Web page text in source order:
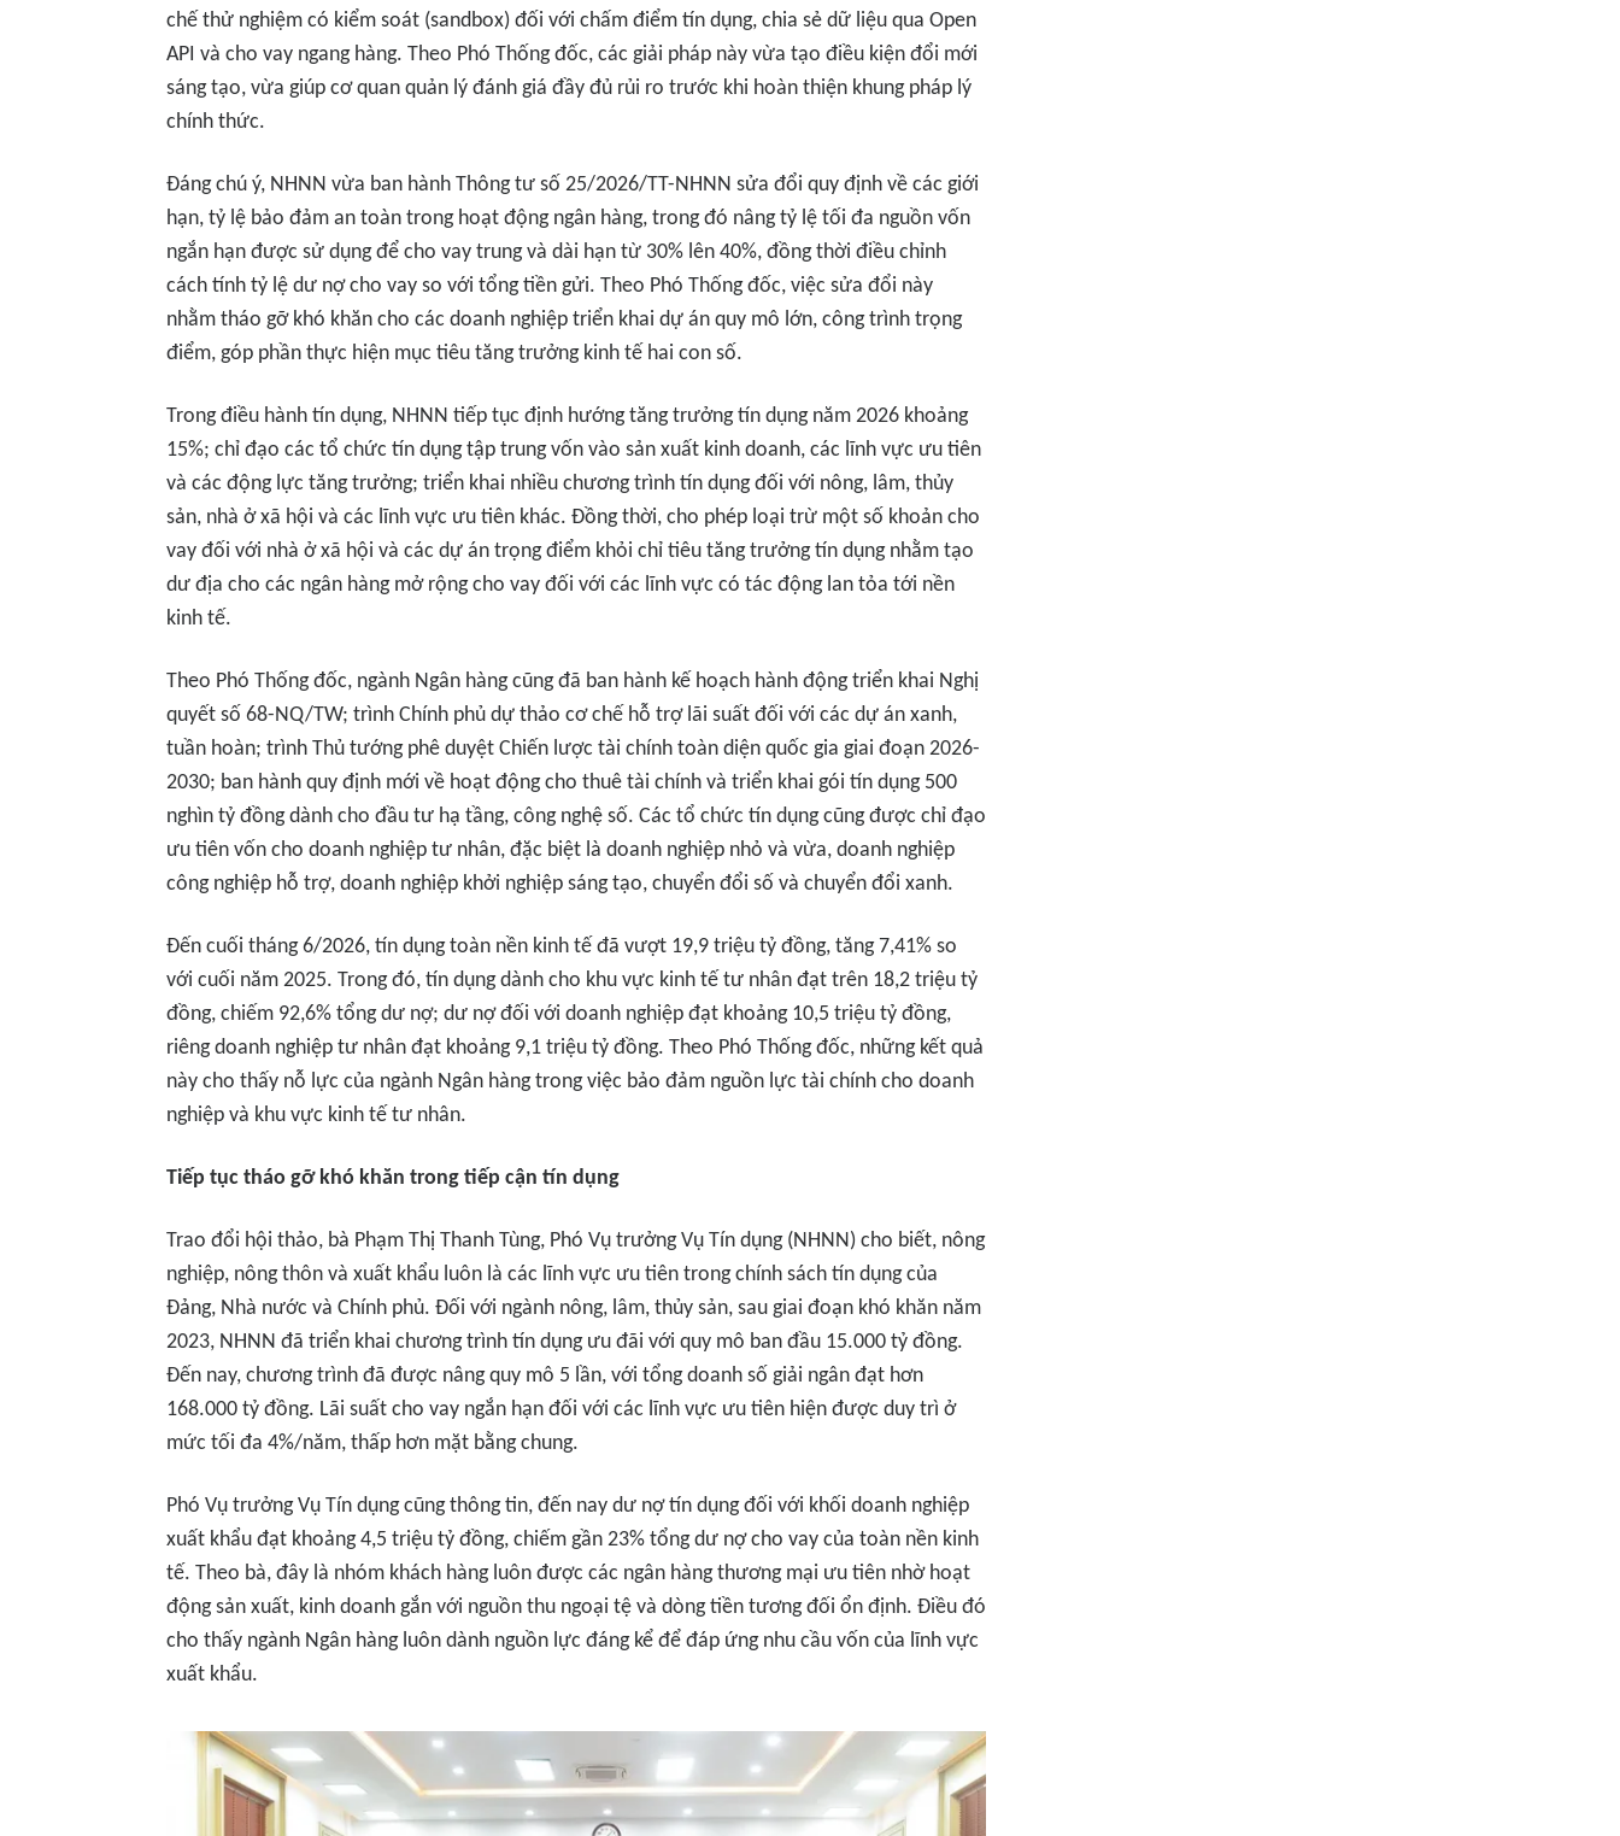
chế thử nghiệm có kiểm soát (sandbox) đối với chấm điểm tín dụng, chia sẻ dữ liệu qua Open
API và cho vay ngang hàng. Theo Phó Thống đốc, các giải pháp này vừa tạo điều kiện đổi mới
sáng tạo, vừa giúp cơ quan quản lý đánh giá đầy đủ rủi ro trước khi hoàn thiện khung pháp lý
chính thức.
Đáng chú ý, NHNN vừa ban hành Thông tư số 25/2026/TT-NHNN sửa đổi quy định về các giới
hạn, tỷ lệ bảo đảm an toàn trong hoạt động ngân hàng, trong đó nâng tỷ lệ tối đa nguồn vốn
ngắn hạn được sử dụng để cho vay trung và dài hạn từ 30% lên 40%, đồng thời điều chỉnh
cách tính tỷ lệ dư nợ cho vay so với tổng tiền gửi. Theo Phó Thống đốc, việc sửa đổi này
nhằm tháo gỡ khó khăn cho các doanh nghiệp triển khai dự án quy mô lớn, công trình trọng
điểm, góp phần thực hiện mục tiêu tăng trưởng kinh tế hai con số.
Trong điều hành tín dụng, NHNN tiếp tục định hướng tăng trưởng tín dụng năm 2026 khoảng
15%; chỉ đạo các tổ chức tín dụng tập trung vốn vào sản xuất kinh doanh, các lĩnh vực ưu tiên
và các động lực tăng trưởng; triển khai nhiều chương trình tín dụng đối với nông, lâm, thủy
sản, nhà ở xã hội và các lĩnh vực ưu tiên khác. Đồng thời, cho phép loại trừ một số khoản cho
vay đối với nhà ở xã hội và các dự án trọng điểm khỏi chỉ tiêu tăng trưởng tín dụng nhằm tạo
dư địa cho các ngân hàng mở rộng cho vay đối với các lĩnh vực có tác động lan tỏa tới nền
kinh tế.
Theo Phó Thống đốc, ngành Ngân hàng cũng đã ban hành kế hoạch hành động triển khai Nghị
quyết số 68-NQ/TW; trình Chính phủ dự thảo cơ chế hỗ trợ lãi suất đối với các dự án xanh,
tuần hoàn; trình Thủ tướng phê duyệt Chiến lược tài chính toàn diện quốc gia giai đoạn 2026-
2030; ban hành quy định mới về hoạt động cho thuê tài chính và triển khai gói tín dụng 500
nghìn tỷ đồng dành cho đầu tư hạ tầng, công nghệ số. Các tổ chức tín dụng cũng được chỉ đạo
ưu tiên vốn cho doanh nghiệp tư nhân, đặc biệt là doanh nghiệp nhỏ và vừa, doanh nghiệp
công nghiệp hỗ trợ, doanh nghiệp khởi nghiệp sáng tạo, chuyển đổi số và chuyển đổi xanh.
Đến cuối tháng 6/2026, tín dụng toàn nền kinh tế đã vượt 19,9 triệu tỷ đồng, tăng 7,41% so
với cuối năm 2025. Trong đó, tín dụng dành cho khu vực kinh tế tư nhân đạt trên 18,2 triệu tỷ
đồng, chiếm 92,6% tổng dư nợ; dư nợ đối với doanh nghiệp đạt khoảng 10,5 triệu tỷ đồng,
riêng doanh nghiệp tư nhân đạt khoảng 9,1 triệu tỷ đồng. Theo Phó Thống đốc, những kết quả
này cho thấy nỗ lực của ngành Ngân hàng trong việc bảo đảm nguồn lực tài chính cho doanh
nghiệp và khu vực kinh tế tư nhân.
Tiếp tục tháo gỡ khó khăn trong tiếp cận tín dụng
Trao đổi hội thảo, bà Phạm Thị Thanh Tùng, Phó Vụ trưởng Vụ Tín dụng (NHNN) cho biết, nông
nghiệp, nông thôn và xuất khẩu luôn là các lĩnh vực ưu tiên trong chính sách tín dụng của
Đảng, Nhà nước và Chính phủ. Đối với ngành nông, lâm, thủy sản, sau giai đoạn khó khăn năm
2023, NHNN đã triển khai chương trình tín dụng ưu đãi với quy mô ban đầu 15.000 tỷ đồng.
Đến nay, chương trình đã được nâng quy mô 5 lần, với tổng doanh số giải ngân đạt hơn
168.000 tỷ đồng. Lãi suất cho vay ngắn hạn đối với các lĩnh vực ưu tiên hiện được duy trì ở
mức tối đa 4%/năm, thấp hơn mặt bằng chung.
Phó Vụ trưởng Vụ Tín dụng cũng thông tin, đến nay dư nợ tín dụng đối với khối doanh nghiệp
xuất khẩu đạt khoảng 4,5 triệu tỷ đồng, chiếm gần 23% tổng dư nợ cho vay của toàn nền kinh
tế. Theo bà, đây là nhóm khách hàng luôn được các ngân hàng thương mại ưu tiên nhờ hoạt
động sản xuất, kinh doanh gắn với nguồn thu ngoại tệ và dòng tiền tương đối ổn định. Điều đó
cho thấy ngành Ngân hàng luôn dành nguồn lực đáng kể để đáp ứng nhu cầu vốn của lĩnh vực
xuất khẩu.